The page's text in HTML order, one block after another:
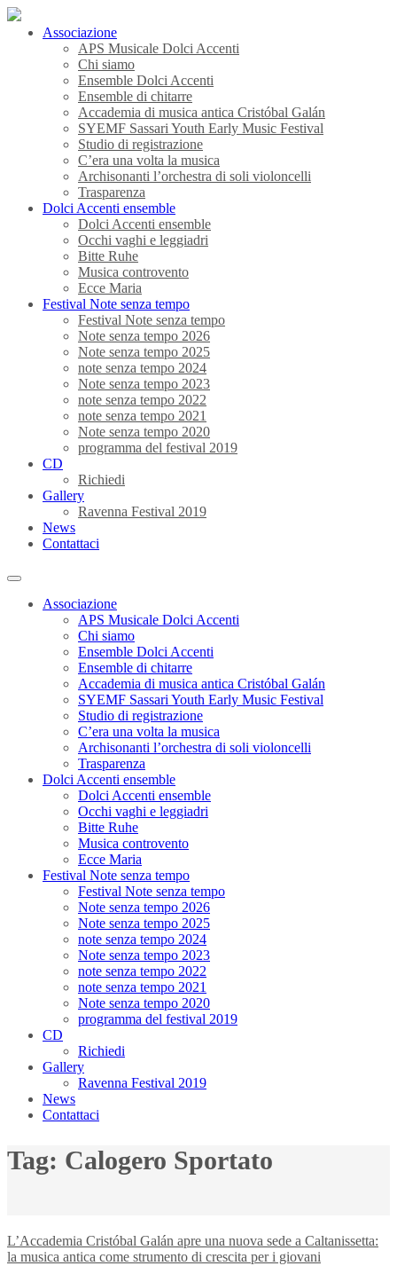
Associazione
APS Musicale Dolci Accenti
Chi siamo
Ensemble Dolci Accenti
Ensemble di chitarre
Accademia di musica antica Cristóbal Galán
SYEMF Sassari Youth Early Music Festival
Studio di registrazione
C’era una volta la musica
Archisonanti l’orchestra di soli violoncelli
Trasparenza
Dolci Accenti ensemble
Dolci Accenti ensemble
Occhi vaghi e leggiadri
Bitte Ruhe
Musica controvento
Ecce Maria
Festival Note senza tempo
Festival Note senza tempo
Note senza tempo 2026
Note senza tempo 2025
note senza tempo 2024
Note senza tempo 2023
note senza tempo 2022
note senza tempo 2021
Note senza tempo 2020
programma del festival 2019
CD
Richiedi
Gallery
Ravenna Festival 2019
News
Contattaci
Associazione
APS Musicale Dolci Accenti
Chi siamo
Ensemble Dolci Accenti
Ensemble di chitarre
Accademia di musica antica Cristóbal Galán
SYEMF Sassari Youth Early Music Festival
Studio di registrazione
C’era una volta la musica
Archisonanti l’orchestra di soli violoncelli
Trasparenza
Dolci Accenti ensemble
Dolci Accenti ensemble
Occhi vaghi e leggiadri
Bitte Ruhe
Musica controvento
Ecce Maria
Festival Note senza tempo
Festival Note senza tempo
Note senza tempo 2026
Note senza tempo 2025
note senza tempo 2024
Note senza tempo 2023
note senza tempo 2022
note senza tempo 2021
Note senza tempo 2020
programma del festival 2019
CD
Richiedi
Gallery
Ravenna Festival 2019
News
Contattaci
Tag: Calogero Sportato
L’Accademia Cristóbal Galán apre una nuova sede a Caltanissetta:
la musica antica come strumento di crescita per i giovani